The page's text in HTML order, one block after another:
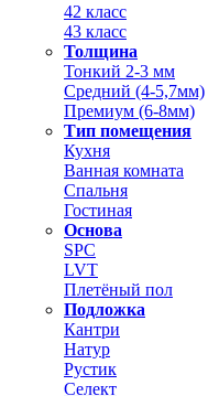
42 класс
43 класс
Толщина
Тонкий 2-3 мм
Средний (4-5,7мм)
Премиум (6-8мм)
Тип помещения
Кухня
Ванная комната
Спальня
Гостиная
Основа
SPC
LVT
Плетёный пол
Подложка
Кантри
Натур
Рустик
Селект